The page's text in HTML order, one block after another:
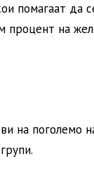
помагаат да
процент на
на поголемо